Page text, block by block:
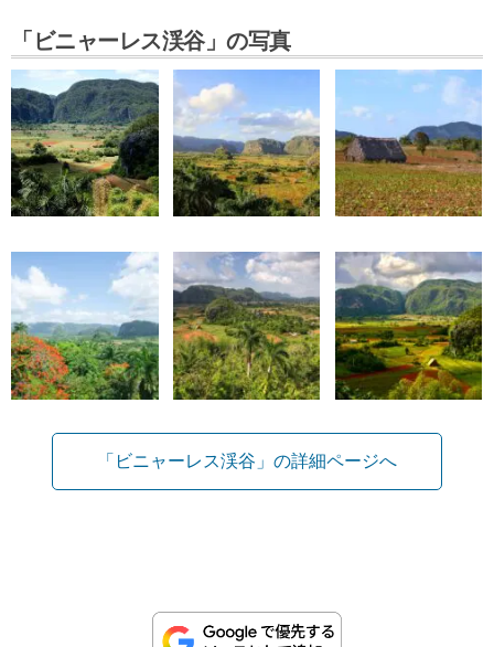
「ビニャーレス渓谷」の写真
「ビニャーレス渓谷」の詳細ページへ